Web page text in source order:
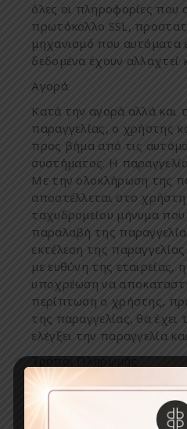
όλες οι πληροφορίες που
πρωτόκολλο SSL, π
μηχανισμό που αυτό ματα
δεδο μένα έχουν αλλαχτεί
Αγορά
Κατά την αγορά αλλά και
παραγγελίας, ο χρήστης
προς βήμα από τις αυτόμ
συστήματος. Η π
Με την ολοκλήρωση της π
αποστέλλεται στο χρήστη
ταχυδρομείου μήνυμα που
παραλαβή της π
εκτέλεση της παραγγελίας
με ευθύνη της εταιρείας, η
υποχρέωση να απ
περίπτωση ο χρήστης, π
της παραγγελίας, θα έχει
ελέγξει την παραγγελία και
Τρόποι Πληρωμής
Για την διευκόλυνση και
ε π αγοράσουν
εταιρείας
ε τους